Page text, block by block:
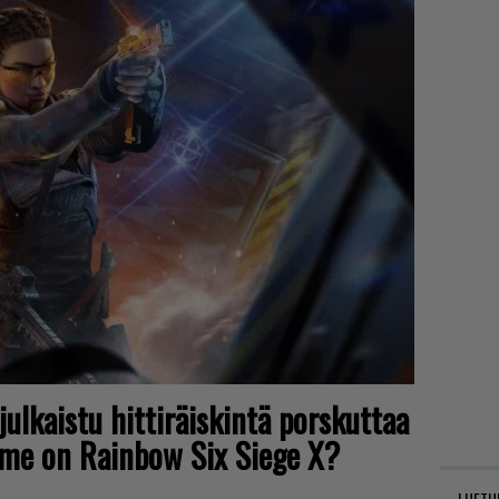
hittiräiskintä porskuttaa
on Rainbow Six Siege X?